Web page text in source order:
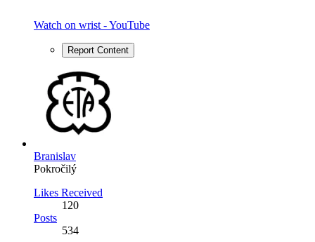
Watch on wrist - YouTube
Report Content
Branislav
Pokročilý
Likes Received
120
Posts
534